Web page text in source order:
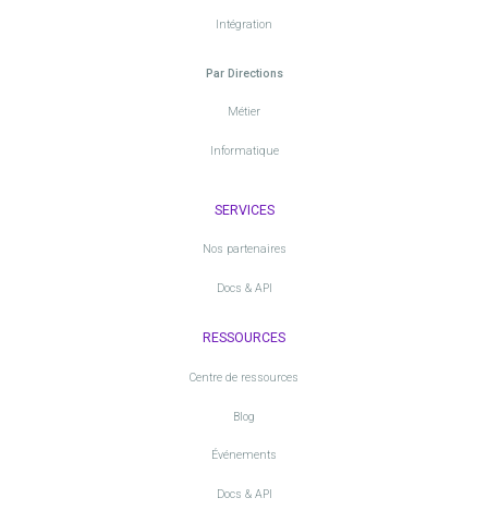
Intégration
Par Directions
Métier
Informatique
SERVICES
Nos partenaires
Docs & API
RESSOURCES
Centre de ressources
Blog
Événements
Docs & API